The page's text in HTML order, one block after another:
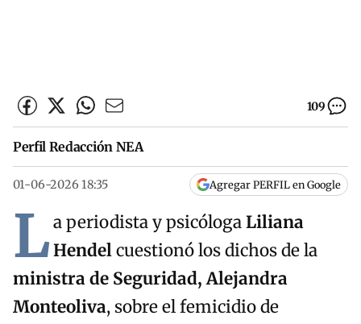
109
Perfil Redacción NEA
01-06-2026 18:35 Agregar PERFIL en Google
La periodista y psicólogaLiliana
Hendelcuestionó los dichos de la
ministra de Seguridad, Alejandra
Monteoliva, sobre el femicidio de